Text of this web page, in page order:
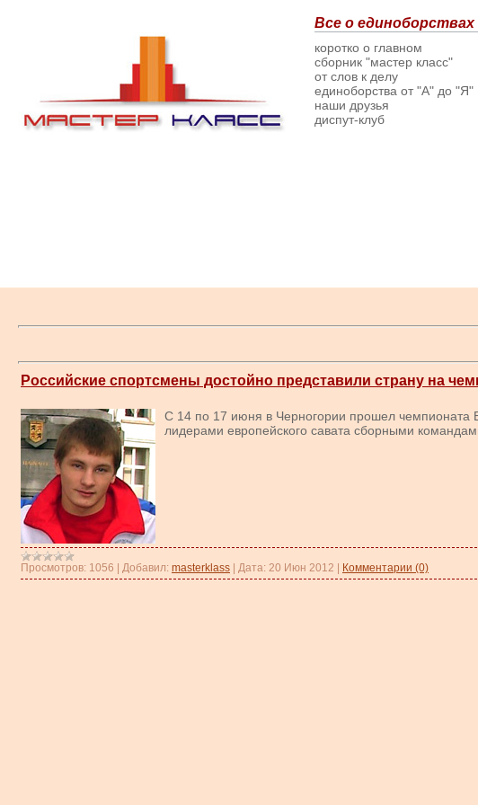
Все о единоборствах
коротко о главном
сборник "мастер класс"
от слов к делу
единоборства от "А" до "Я"
наши друзья
диспут-клуб
Российские спортсмены достойно представили страну на
С 14 по 17 июня в Черногории прошел чемпионата
лидерами европейского савата сборными
Просмотров: 1056 Добавил: masterklass Дата: 20 Июн 2012 Комментарии (0)